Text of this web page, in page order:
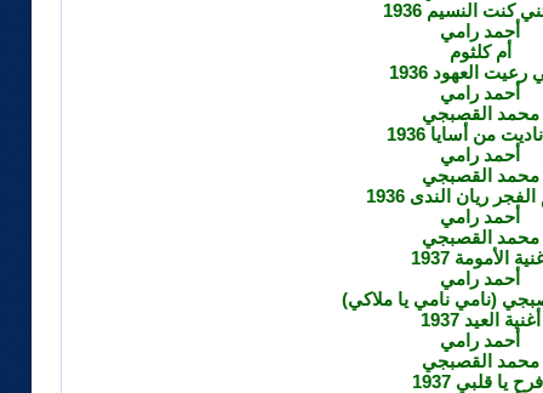
كنت النسيم 1936
أحمد رامي
أم كلثوم
رعيت العهود 1936
أحمد رامي
محمد القصبجي
من أسايا 1936
أحمد رامي
محمد القصبجي
ريان الندى 1936
أحمد رامي
محمد القصبجي
الأمومة 1937
أحمد رامي
(نامي نامي يا ملاكي)
أغنية العيد 1937
أحمد رامي
محمد القصبجي
يا قلبي 1937